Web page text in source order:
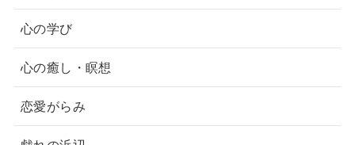
心の学び
心の癒し・瞑想
恋愛がらみ